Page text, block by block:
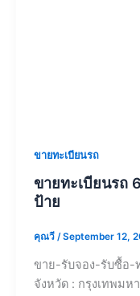
ขายทะเบียนรถ
ขายทะเบียนรถ
ป้าย
คุณวี /September 12,
ขาย-รับจอง-รับซื้อ-
จังหวัด : กรุงเทพมห